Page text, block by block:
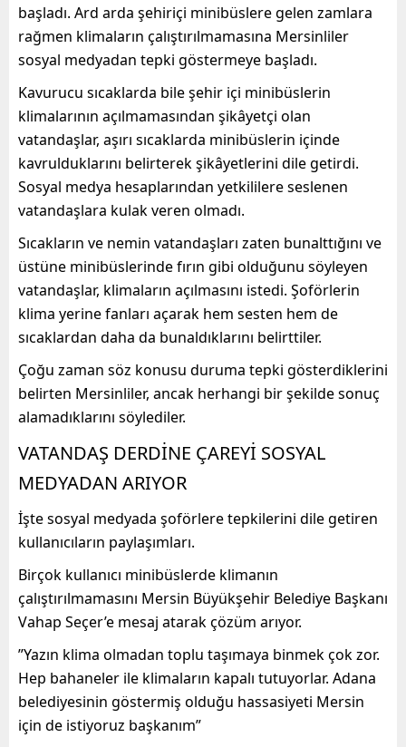
başladı. Ard arda şehiriçi minibüslere gelen zamlara
rağmen klimaların çalıştırılmamasına Mersinliler
sosyal medyadan tepki göstermeye başladı.
Kavurucu sıcaklarda bile şehir içi minibüslerin
klimalarının açılmamasından şikâyetçi olan
vatandaşlar, aşırı sıcaklarda minibüslerin içinde
kavrulduklarını belirterek şikâyetlerini dile getirdi.
Sosyal medya hesaplarından yetkililere seslenen
vatandaşlara kulak veren olmadı.
Sıcakların ve nemin vatandaşları zaten bunalttığını ve
üstüne minibüslerinde fırın gibi olduğunu söyleyen
vatandaşlar, klimaların açılmasını istedi. Şoförlerin
klima yerine fanları açarak hem sesten hem de
sıcaklardan daha da bunaldıklarını belirttiler.
Çoğu zaman söz konusu duruma tepki gösterdiklerini
belirten Mersinliler, ancak herhangi bir şekilde sonuç
alamadıklarını söylediler.
VATANDAŞ DERDİNE ÇAREYİ SOSYAL
MEDYADAN ARIYOR
İşte sosyal medyada şoförlere tepkilerini dile getiren
kullanıcıların paylaşımları.
Birçok kullanıcı minibüslerde klimanın
çalıştırılmamasını Mersin Büyükşehir Belediye Başkanı
Vahap Seçer’e mesaj atarak çözüm arıyor.
”Yazın klima olmadan toplu taşımaya binmek çok zor.
Hep bahaneler ile klimaların kapalı tutuyorlar. Adana
belediyesinin göstermiş olduğu hassasiyeti Mersin
için de istiyoruz başkanım”